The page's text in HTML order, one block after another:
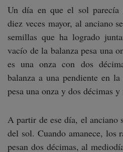
Un día en que el sol parecía
diez veces mayor, al anciano
semillas que ha logrado
vacío de la balanza pesa una
es una onza con dos
balanza a una pendiente en
pesa una onza y dos décimas y
A partir de ese día, el anciano
del sol. Cuando amanece, los
pesan dos décimas, al